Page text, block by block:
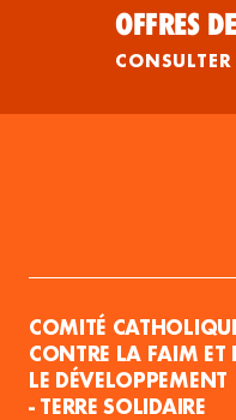
OFFRES
CONSULTER
COMITÉ
CONTRE LA FAIM ET
LE DÉVELOPPEMENT
- TERRE SOLIDAIRE